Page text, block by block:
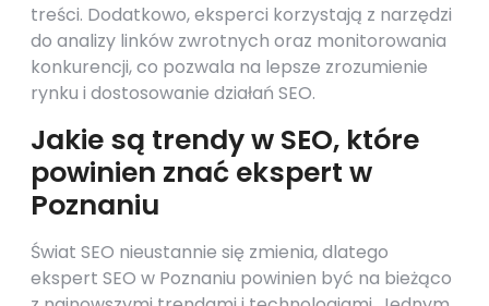
treści. Dodatkowo, eksperci korzystają z narzędzi
do analizy linków zwrotnych oraz monitorowania
konkurencji, co pozwala na lepsze zrozumienie
rynku i dostosowanie działań SEO.
Jakie są trendy w SEO, które
powinien znać ekspert w
Poznaniu
Świat SEO nieustannie się zmienia, dlatego
ekspert SEO w Poznaniu powinien być na bieżąco